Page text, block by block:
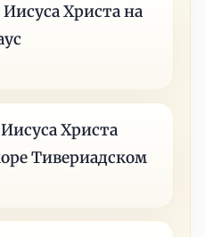
Христа на
Христа
Тивериадском